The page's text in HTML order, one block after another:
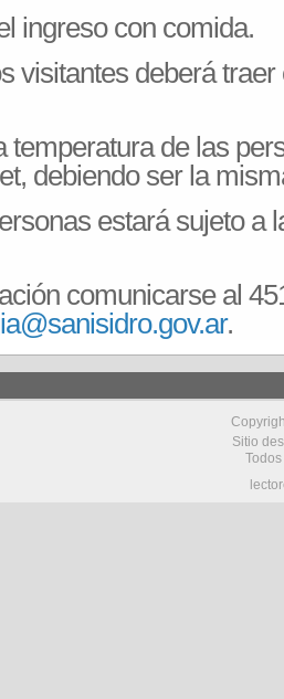
ingreso con comida.
visitantes deberá
temperatura de las
debiendo ser la
estará sujeto a
comunicarse al
.
Sitio